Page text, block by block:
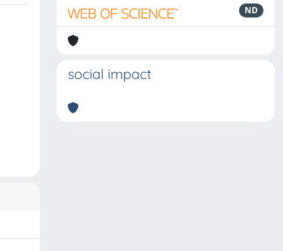
ND
social impact